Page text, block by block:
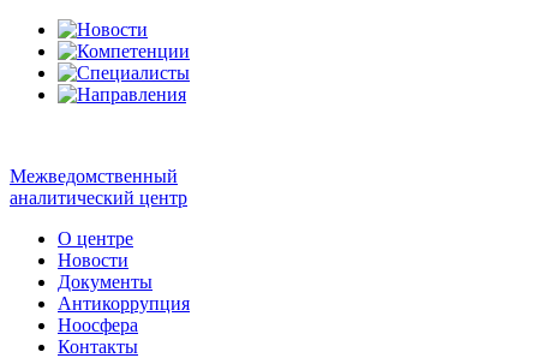
Межведомственный
аналитический центр
О центре
Новости
Документы
Антикоррупция
Ноосфера
Контакты